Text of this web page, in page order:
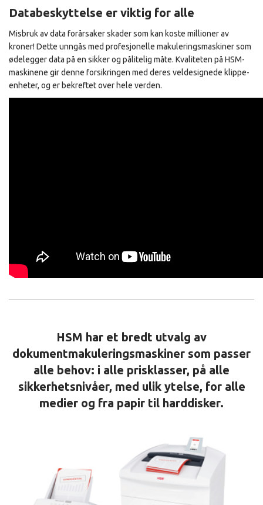
Databeskyttelse er viktig for alle
Misbruk av data forårsaker skader som kan koste millioner av
kroner! Dette unngås med profesjonelle makuleringsmaskiner som
ødelegger data på en sikker og pålitelig måte. Kvaliteten på HSM-
maskinene gir denne forsikringen med deres veldesignede klippe-
enheter, og er bekreftet over hele verden.
HSM har et bredt utvalg av
dokumentmakuleringsmaskiner som passer
alle behov: i alle prisklasser, på alle
sikkerhetsnivåer, med ulik ytelse, for alle
medier og fra papir til harddisker.